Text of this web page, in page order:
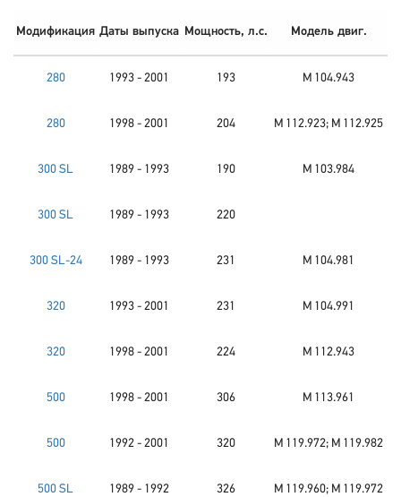
Модификация Даты выпуска Мощность, л.с. Модель двиг.
280 1993 - 2001 193 M 104.943
280 1998 - 2001 204 M 112.923; M 112.925
300 SL 1989 - 1993 190 M 103.984
300 SL 1989 - 1993 220
300 SL-24 1989 - 1993 231 M 104.981
320 1993 - 2001 231 M 104.991
320 1998 - 2001 224 M 112.943
500 1998 - 2001 306 M 113.961
500 1992 - 2001 320 M 119.972; M 119.982
500 SL 1989 - 1992 326 M 119.960; M 119.972